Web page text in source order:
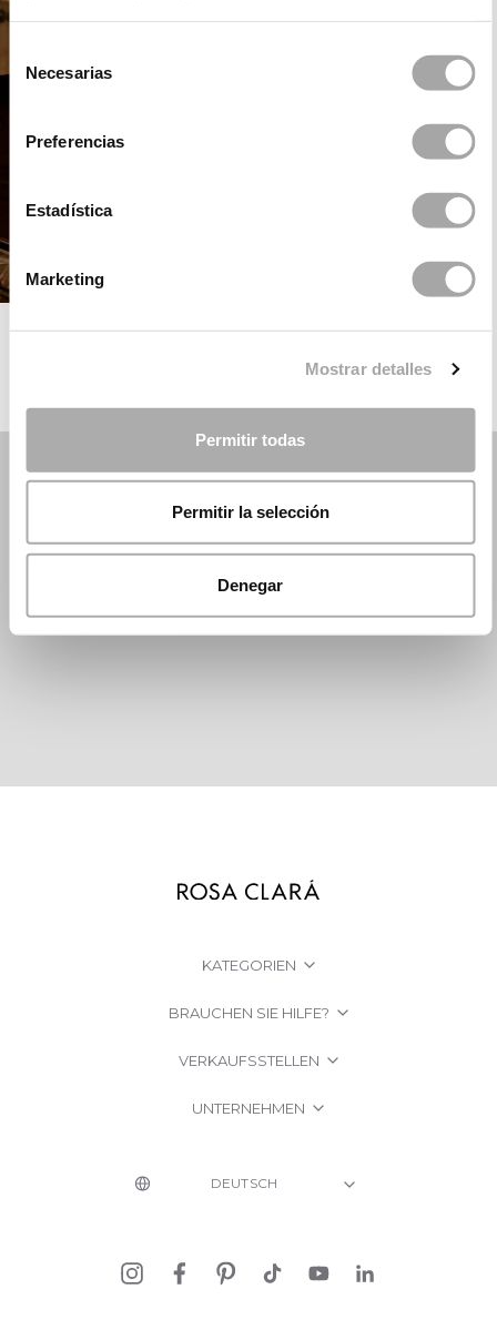
de Necesarias
Preferencias
Estadística
Marketing
Mostrar detalles
Permitir todas
Permitir la selección
Denegar
KATEGORIEN
BRAUCHEN SIE HILFE?
VERKAUFSSTELLEN
UNTERNEHMEN